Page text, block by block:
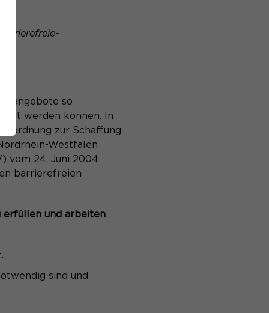
Barrierefreie-
-angebote so
werden können. In
zur Schaffung
Westfalen
vom 24. Juni 2004
barrierefreien
erfüllen und arbeiten
sind und